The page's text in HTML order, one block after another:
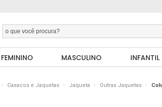
FEMININO MASCULINO INFANTIL
Casacos e Jaquetas Jaqueta Outras Jaquetas